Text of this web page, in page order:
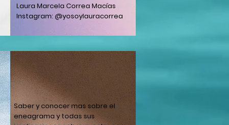
Laura Marcela Correa Macías
Instagram: @yosoylauracorrea
Saber y conocer mas sobre el
eneagrama y todas sus